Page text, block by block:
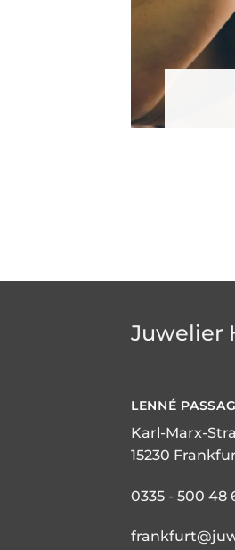
Juwelier
LENNÉ
Karl-Marx-
15230
0335 - 500 48